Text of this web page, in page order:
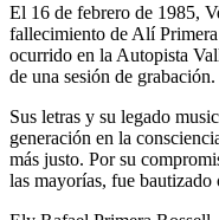
El 16 de febrero de 1985,
fallecimiento de Alí
ocurrido en la Autopista
de una sesión de grabación.
Sus letras y su legado
generación en la
más justo. Por su
las mayorías, fue